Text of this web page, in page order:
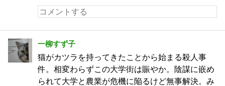
一柳すず子
猫がカツラを持ってきたことから始まる殺人事
件。相変わらずこの大学街は賑やか。陰謀に嵌め
られて大学と農業が危機に陥るけど無事解決。み